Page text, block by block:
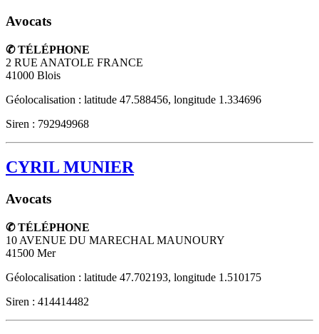
Avocats
✆ TÉLÉPHONE
2 RUE ANATOLE FRANCE
41000 Blois
Géolocalisation : latitude 47.588456, longitude 1.334696
Siren : 792949968
CYRIL MUNIER
Avocats
✆ TÉLÉPHONE
10 AVENUE DU MARECHAL MAUNOURY
41500 Mer
Géolocalisation : latitude 47.702193, longitude 1.510175
Siren : 414414482